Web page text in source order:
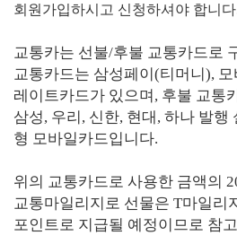
회원가입하시고 신청하셔야 합니
교통카는 선불/후불 교통카드로
교통카드는 삼성페이(티머니),
레이트카드가 있으며, 후불 교통
삼성, 우리, 신한, 현대, 하나 발행
형 모바일카드입니다.
위의 교통카드로 사용한 금액의
교통마일리지로 선물은 T마일리
포인트로 지급될 예정이므로 참